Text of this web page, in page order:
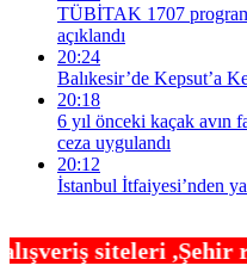
TÜBİTAK 1707
açıklandı
20:24
Balıkesir’de Kepsut’a
20:18
6 yıl önceki kaçak avın
ceza uygulandı
20:12
İstanbul İtfaiyesi’nden
,Şehir